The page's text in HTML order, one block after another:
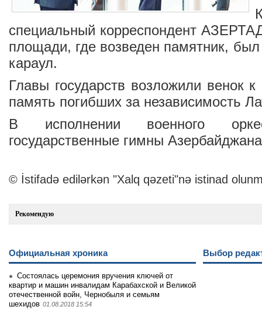
специальный корреспондент
площади, где возведен памятник,
караул.
Главы государств возложили венок к
память погибших за независимость
В исполнении военного
государственные гимны
© İstifadə edilərkən "Xalq qəzeti"nə istinad
Рекомендую
Официальная хроника
Состоялась церемония вручения ключей от
квартир и машин инвалидам Карабахской и Великой
отечественной войн, Чернобыля и семьям
шехидов 01.08.2018 15:54
Выбор